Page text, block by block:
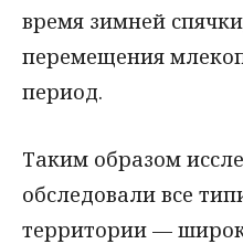
время зимней
перемещения
период.
Таким образом
обследовали все
территории —